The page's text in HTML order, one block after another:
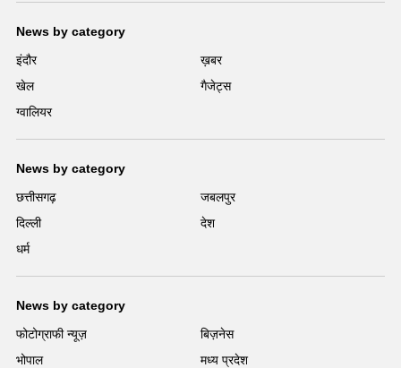
News by category
इंदौर
ख़बर
खेल
गैजेट्स
ग्वालियर
News by category
छत्तीसगढ़
जबलपुर
दिल्ली
देश
धर्म
News by category
फोटोग्राफी न्यूज़
बिज़नेस
भोपाल
मध्य प्रदेश